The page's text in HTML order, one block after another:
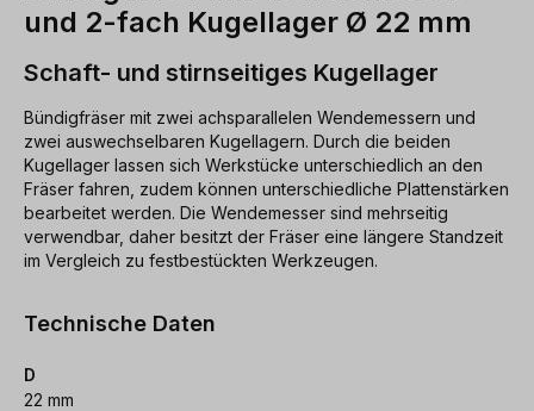
und 2-fach Kugellager Ø 22 mm
Schaft- und stirnseitiges Kugellager
Bündigfräser mit zwei achsparallelen Wendemessern und
zwei auswechselbaren Kugellagern. Durch die beiden
Kugellager lassen sich Werkstücke unterschiedlich an den
Fräser fahren, zudem können unterschiedliche Plattenstärken
bearbeitet werden. Die Wendemesser sind mehrseitig
verwendbar, daher besitzt der Fräser eine längere Standzeit
im Vergleich zu festbestückten Werkzeugen.
Technische Daten
D
22 mm